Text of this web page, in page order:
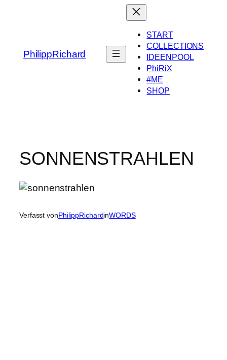
PhilippRichard
START
COLLECTIONS
IDEENPOOL
PhiRiX
#ME
SHOP
SONNENSTRAHLEN
Verfasst vonPhilippRichardinWORDS